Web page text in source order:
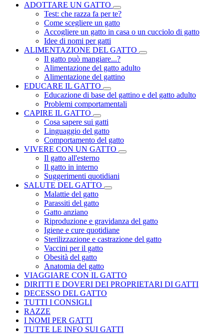
ADOTTARE UN GATTO
Test: che razza fa per te?
Come scegliere un gatto
Accogliere un gatto in casa o un cucciolo di gatto
Idee di nomi per gatti
ALIMENTAZIONE DEL GATTO
Il gatto può mangiare...?
Alimentazione del gatto adulto
Alimentazione del gattino
EDUCARE IL GATTO
Educazione di base del gattino e del gatto adulto
Problemi comportamentali
CAPIRE IL GATTO
Cosa sapere sui gatti
Linguaggio del gatto
Comportamento del gatto
VIVERE CON UN GATTO
Il gatto all'esterno
Il gatto in interno
Suggerimenti quotidiani
SALUTE DEL GATTO
Malattie del gatto
Parassiti del gatto
Gatto anziano
Riproduzione e gravidanza del gatto
Igiene e cure quotidiane
Sterilizzazione e castrazione del gatto
Vaccini per il gatto
Obesità del gatto
Anatomia del gatto
VIAGGIARE CON IL GATTO
DIRITTI E DOVERI DEI PROPRIETARI DI GATTI
DECESSO DEL GATTO
TUTTI I CONSIGLI
RAZZE
I NOMI PER GATTI
TUTTE LE INFO SUI GATTI